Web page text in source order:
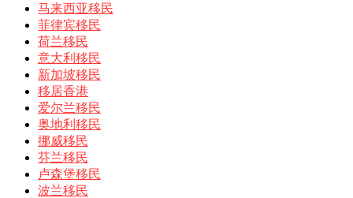
马来西亚移民
菲律宾移民
荷兰移民
意大利移民
新加坡移民
移居香港
爱尔兰移民
奥地利移民
挪威移民
芬兰移民
卢森堡移民
波兰移民